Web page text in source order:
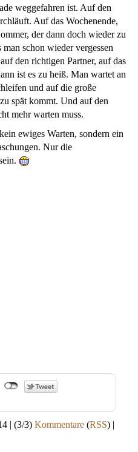
weggefahren ist. Auf den
Auf das Wochenende,
der dann doch wieder zu
schon wieder vergessen
den richtigen Partner, auf das
ist es zu heiß. Man wartet an
und auf die große
spät kommt. Und auf den
mehr warten muss.
ewiges Warten, sondern ein
Nur die
| (3/3) Kommentare (RSS) |